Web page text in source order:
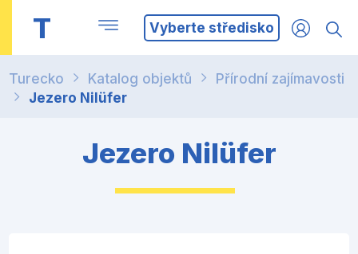
T Vyberte středisko
Turecko Katalog objektů
Přírodní zajímavosti
Jezero Nilüfer
Jezero Nilüfer